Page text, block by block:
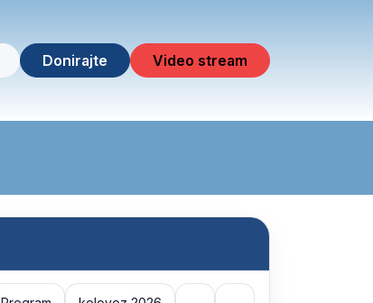
Donirajte Video stream